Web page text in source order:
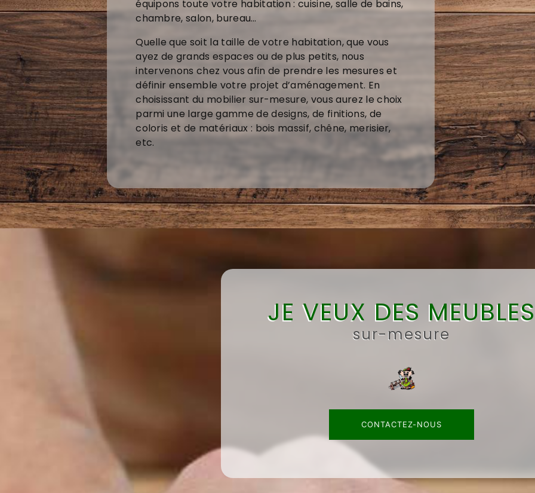
équipons toute votre habitation : cuisine, salle de bains,
chambre, salon, bureau…
Quelle que soit la taille de votre habitation, que vous
ayez de grands espaces ou de plus petits, nous
intervenons chez vous afin de prendre les mesures et
définir ensemble votre projet d’aménagement. En
choisissant du mobilier sur-mesure, vous aurez le choix
parmi une large gamme de designs, de finitions, de
coloris et de matériaux : bois massif, chêne, merisier,
etc.
JE VEUX DES MEUBLES
sur-mesure
CONTACTEZ-NOUS